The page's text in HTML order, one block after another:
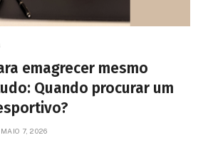
emagrecer mesmo
Quando procurar um
MAIO 7, 2026